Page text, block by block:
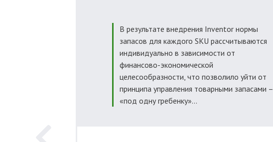
В результате внедрения Inventor нормы
запасов для каждого SKU рассчитываются
индивидуально в зависимости от
финансово-экономической
целесообразности, что позволило уйти от
принципа управления товарными запасами –
«под одну гребенку»...